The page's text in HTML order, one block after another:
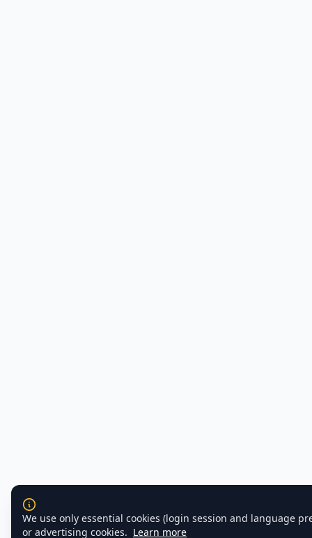
We use only essential cookies (login session and language
or advertising cookies. Learn more